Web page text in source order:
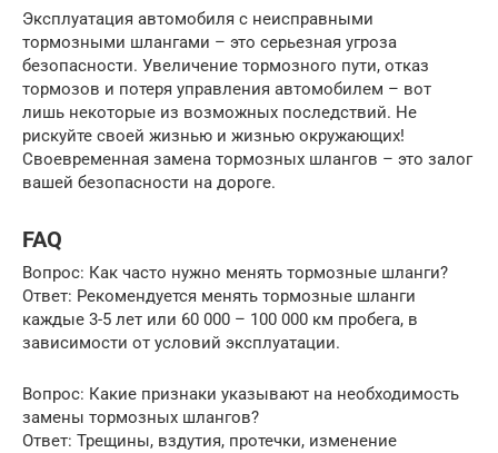
Эксплуатация автомобиля с неисправными
тормозными шлангами – это серьезная угроза
безопасности. Увеличение тормозного пути, отказ
тормозов и потеря управления автомобилем – вот
лишь некоторые из возможных последствий. Не
рискуйте своей жизнью и жизнью окружающих!
Своевременная замена тормозных шлангов – это залог
вашей безопасности на дороге.
FAQ
Вопрос: Как часто нужно менять тормозные шланги?
Ответ: Рекомендуется менять тормозные шланги
каждые 3-5 лет или 60 000 – 100 000 км пробега, в
зависимости от условий эксплуатации.
Вопрос: Какие признаки указывают на необходимость
замены тормозных шлангов?
Ответ: Трещины, вздутия, протечки, изменение